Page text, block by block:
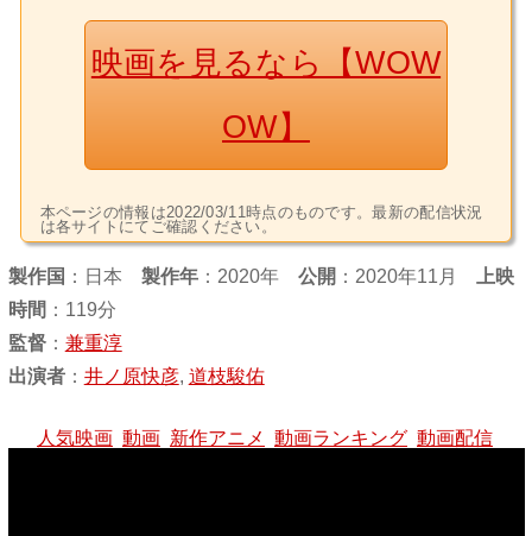
映画を見るなら【WOW
OW】
本ページの情報は2022/03/11時点のものです。最新の配信状況
は各サイトにてご確認ください。
製作国 ： 日本 製作年：2020年 公開 ：2020年11月
上映
時間 ：119分
監督： 兼重淳
出演者： 井ノ原快彦, 道枝駿佑
人気映画 動画 新作アニメ 動画ランキング 動画配信